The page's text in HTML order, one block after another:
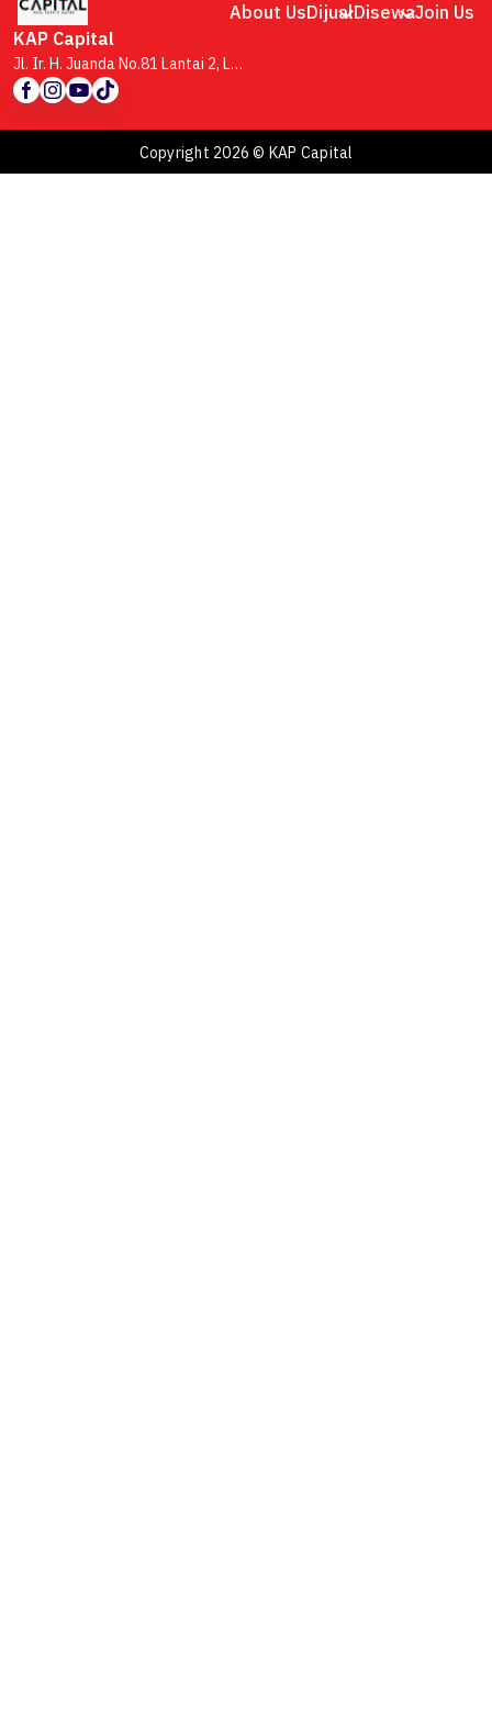
About UsDijualDisewaJoin Us
KAP Capital
Jl. Ir. H. Juanda No.81 Lantai 2, Lb. Siliwangi, Kecamatan Coblong, Kota Bandung, Jawa Barat 40132
Copyright 2026 © KAP Capital